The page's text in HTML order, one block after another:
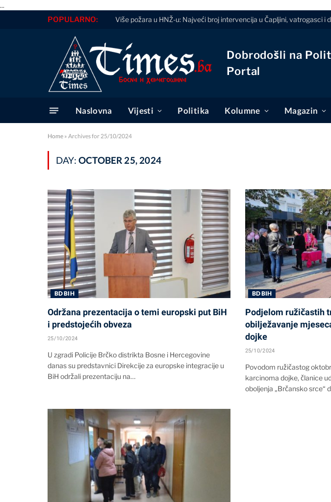
...
POPULARNO: Više požara u HNŽ-u: Najveći broj intervencija u Čapljini, vatrogasci i
Dobrodošli na
Portal
Naslovna Vijesti Politika Kolumne Magazin
Home » Archives for 25/10/2024
DAY: OCTOBER 25, 2024
BD BIH
Održana prezentacija o temi europski put BiH
i predstojećih obveza
25/10/2024
U zgradi Policije Brčko distrikta Bosne i Hercegovine
danas su predstavnici Direkcije za europske integracije u
BiH održali prezentaciju na…
BD BIH
Podjelom ružičastih
obilježavanje
dojke
25/10/2024
Povodom ružičastog
karcinoma dojke, članice
oboljenja „Brčansko srce“